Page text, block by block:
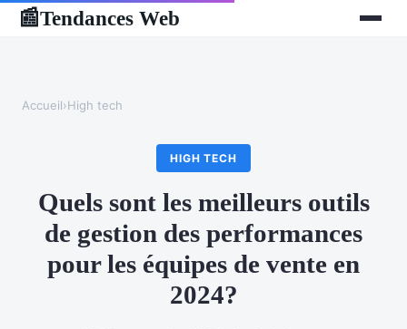
📰Tendances Web
Accueil›High tech
HIGH TECH
Quels sont les meilleurs outils
de gestion des performances
pour les équipes de vente en
2024?